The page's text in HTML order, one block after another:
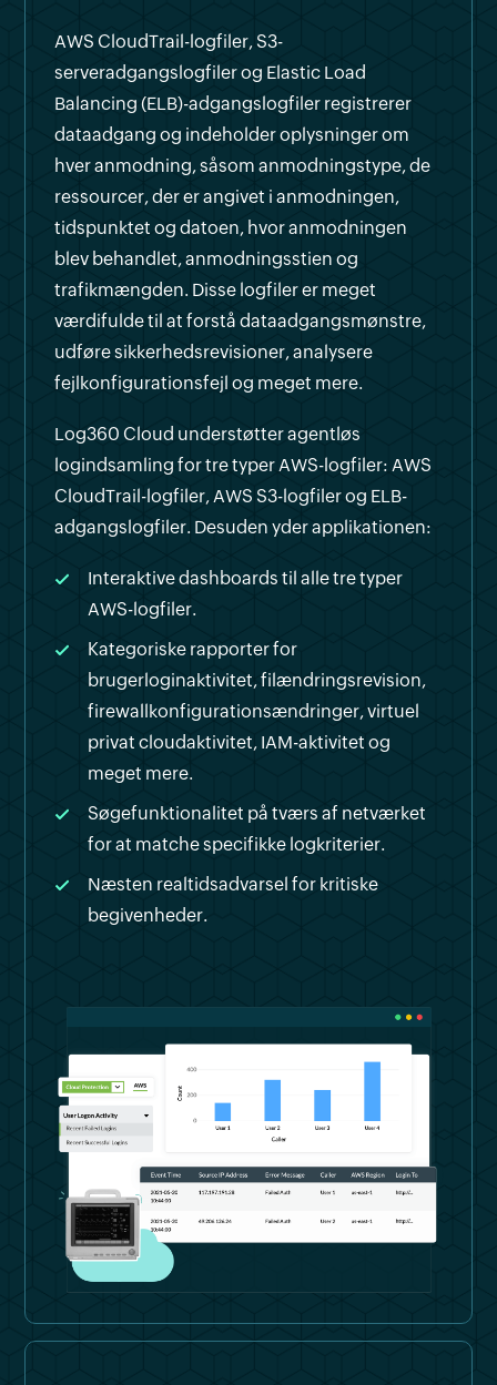
AWS CloudTrail-logfiler, S3-
serveradgangslogfiler og Elastic Load
Balancing (ELB)-adgangslogfiler registrerer
dataadgang og indeholder oplysninger om
hver anmodning, såsom anmodningstype, de
ressourcer, der er angivet i anmodningen,
tidspunktet og datoen, hvor anmodningen
blev behandlet, anmodningsstien og
trafikmængden. Disse logfiler er meget
værdifulde til at forstå dataadgangsmønstre,
udføre sikkerhedsrevisioner, analysere
fejlkonfigurationsfejl og meget mere.
Log360 Cloud understøtter agentløs
logindsamling for tre typer AWS-logfiler: AWS
CloudTrail-logfiler, AWS S3-logfiler og ELB-
adgangslogfiler. Desuden yder applikationen:
Interaktive dashboards til alle tre typer
AWS-logfiler.
Kategoriske rapporter for
brugerloginaktivitet, filændringsrevision,
firewallkonfigurationsændringer, virtuel
privat cloudaktivitet, IAM-aktivitet og
meget mere.
Søgefunktionalitet på tværs af netværket
for at matche specifikke logkriterier.
Næsten realtidsadvarsel for kritiske
begivenheder.